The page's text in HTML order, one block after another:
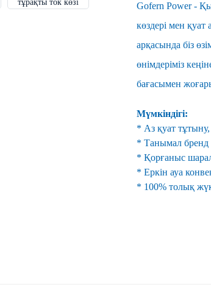
Gofern Power -
көздері мен қуат
арқасында біз
өнімдеріміз
бағасымен
Мүмкіндігі:
* Аз қуат тұтыну,
* Танымал бренд
* Қорғаныс
* Еркін ауа
* 100% толық